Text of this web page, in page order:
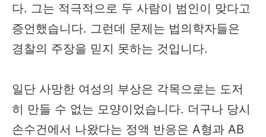
다. 그는 적극적으로 두 사람이 범인이 맞다고
증언했습니다. 그런데 문제는 법의학자들은
경찰의 주장을 믿지 못하는 것입니다.
일단 사망한 여성의 부상은 각목으로는 도저
히 만들 수 없는 모양이었습니다. 더구나 당시
손수건에서 나왔다는 정액 반응은 A형과 AB